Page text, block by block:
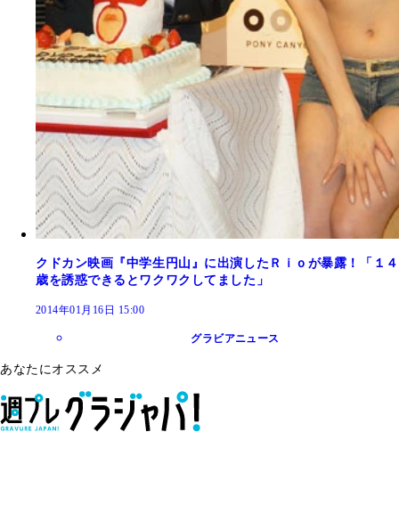
クドカン映画『中学生円山』に出演したＲｉｏが暴露！「１４
歳を誘惑できるとワクワクしてました」
2014年01月16日 15:00
グラビアニュース
あなたにオススメ